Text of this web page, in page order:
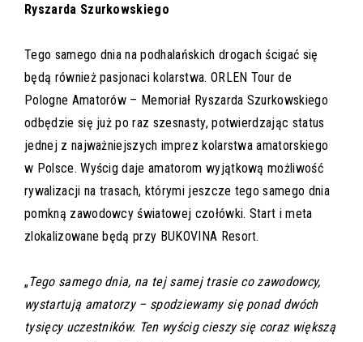
Ryszarda Szurkowskiego
Tego samego dnia na podhalańskich drogach ścigać się
będą również pasjonaci kolarstwa. ORLEN Tour de
Pologne Amatorów – Memoriał Ryszarda Szurkowskiego
odbędzie się już po raz szesnasty, potwierdzając status
jednej z najważniejszych imprez kolarstwa amatorskiego
w Polsce. Wyścig daje amatorom wyjątkową możliwość
rywalizacji na trasach, którymi jeszcze tego samego dnia
pomkną zawodowcy światowej czołówki. Start i meta
zlokalizowane będą przy BUKOVINA Resort.
„Tego samego dnia, na tej samej trasie co zawodowcy,
wystartują amatorzy – spodziewamy się ponad dwóch
tysięcy uczestników. Ten wyścig cieszy się coraz większą